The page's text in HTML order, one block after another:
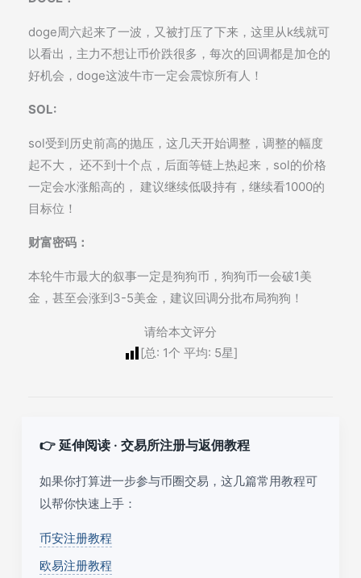
doge周六起来了一波，又被打压了下来，这里从k线就可
以看出，主力不想让币价跌很多，每次的回调都是加仓的
好机会，doge这波牛市一定会震惊所有人！
SOL:
sol受到历史前高的抛压，这几天开始调整，调整的幅度
起不大， 还不到十个点，后面等链上热起来，sol的价格
一定会水涨船高的， 建议继续低吸持有，继续看1000的
目标位！
财富密码：
本轮牛市最大的叙事一定是狗狗币，狗狗币一会破1美
金，甚至会涨到3-5美金，建议回调分批布局狗狗！
请给本文评分
[总: 1个 平均: 5星]
👉 延伸阅读 · 交易所注册与返佣教程
如果你打算进一步参与币圈交易，这几篇常用教程可
以帮你快速上手：
币安注册教程
欧易注册教程